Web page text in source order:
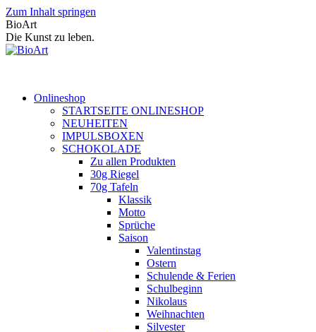
Zum Inhalt springen
BioArt
Die Kunst zu leben.
Onlineshop
STARTSEITE ONLINESHOP
NEUHEITEN
IMPULSBOXEN
SCHOKOLADE
Zu allen Produkten
30g Riegel
70g Tafeln
Klassik
Motto
Sprüche
Saison
Valentinstag
Ostern
Schulende & Ferien
Schulbeginn
Nikolaus
Weihnachten
Silvester